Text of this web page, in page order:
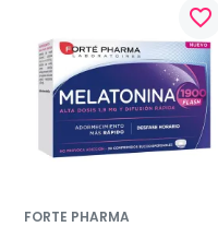
favorite_border
FORTE PHARMA